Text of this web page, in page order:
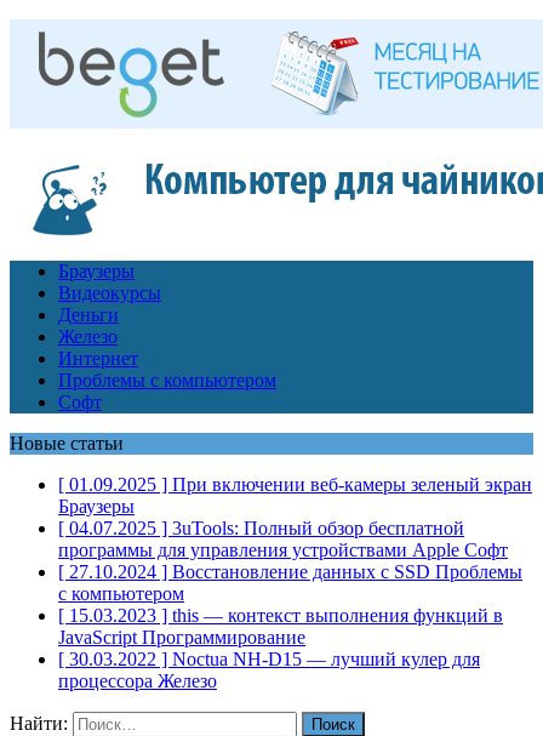
Браузеры
Видеокурсы
Деньги
Железо
Интернет
Проблемы с компьютером
Софт
Новые статьи
[ 01.09.2025 ] При включении веб-камеры зеленый экран
Браузеры
[ 04.07.2025 ] 3uTools: Полный обзор бесплатной
программы для управления устройствами Apple Софт
[ 27.10.2024 ] Восстановление данных с SSD Проблемы
с компьютером
[ 15.03.2023 ] this — контекст выполнения функций в
JavaScript Программирование
[ 30.03.2022 ] Noctua NH-D15 — лучший кулер для
процессора Железо
Найти: